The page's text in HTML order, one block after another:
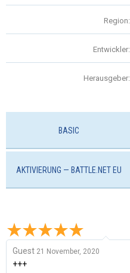
Region:
Entwickler:
Herausgeber:
BASIC
AKTIVIERUNG — BATTLE.NET EU
Guest 21 November, 2020
+++